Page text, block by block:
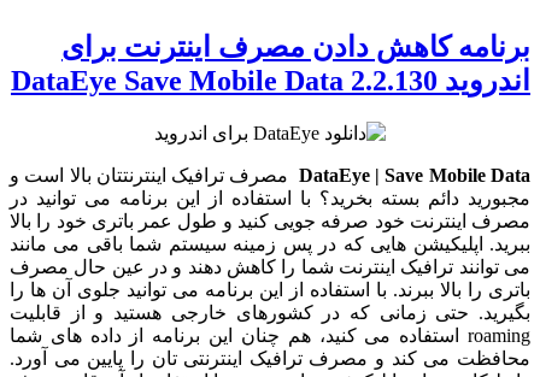
برنامه کاهش دادن مصرف اینترنت برای
اندروید DataEye Save Mobile Data 2.2.130
DataEye | Save Mobile Data مصرف ترافیک اینترنتتان بالا است و
مجبورید دائم بسته بخرید؟ با استفاده از این برنامه می توانید در
مصرف اینترنت خود صرفه جویی کنید و طول عمر باتری خود را بالا
ببرید. اپلیکیشن هایی که در پس زمینه سیستم شما باقی می مانند
می توانند ترافیک اینترنت شما را کاهش دهند و در عین حال مصرف
باتری را بالا ببرند. با استفاده از این برنامه می توانید جلوی آن ها را
بگیرید. حتی زمانی که در کشورهای خارجی هستید و از قابلیت
roaming استفاده می کنید، هم چنان این برنامه از داده های شما
محافظت می کند و مصرف ترافیک اینترنتی تان را پایین می آورد.